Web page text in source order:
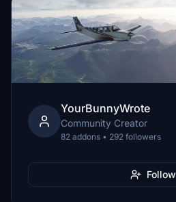
YourBunnyWrote
Community Creator
82 addons • 292 followers
Follow